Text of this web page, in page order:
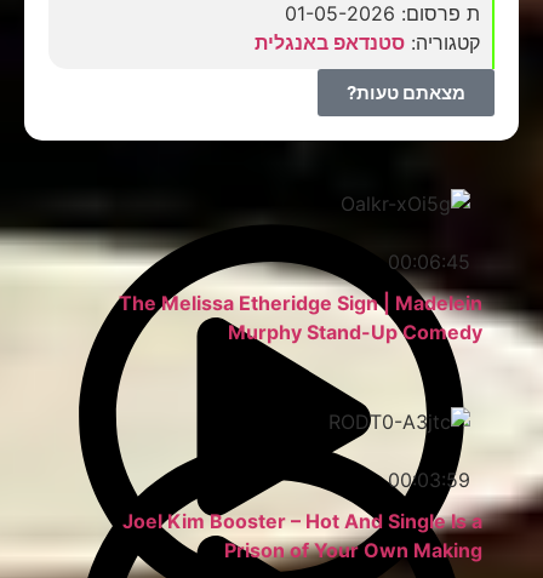
ת פרסום: 01-05-2026
קטגוריה: סטנדאפ באנגלית
מצאתם טעות?
00:06:45
The Melissa Etheridge Sign | Madelein
Murphy Stand-Up Comedy
00:03:59
Joel Kim Booster – Hot And Single Is a
Prison of Your Own Making